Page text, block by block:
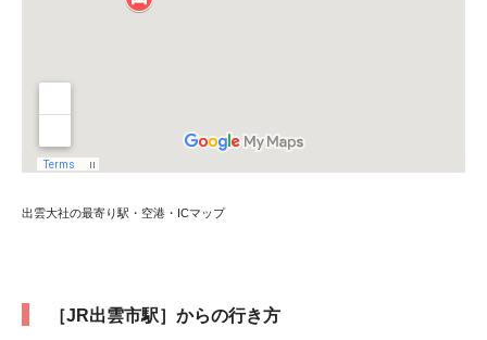
出雲大社の最寄り駅・空港・ICマップ
［JR出雲市駅］からの行き方